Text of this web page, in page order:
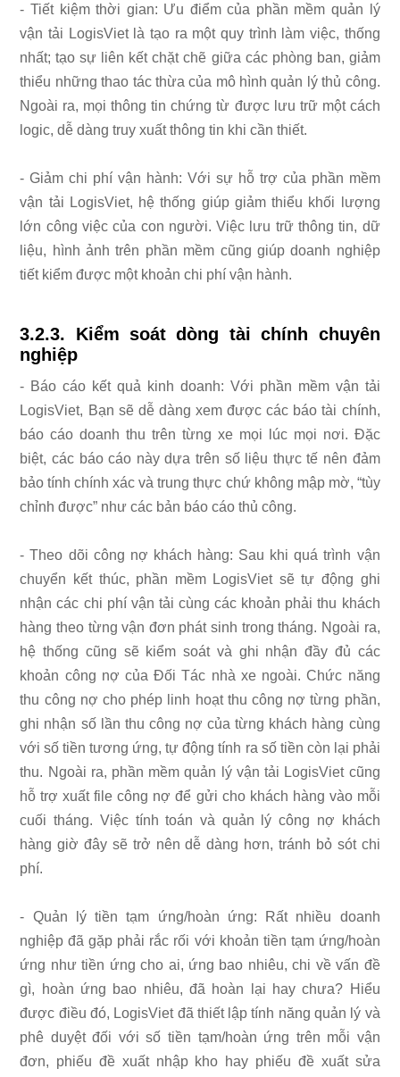
- Tiết kiệm thời gian: Ưu điểm của phần mềm quản lý
vận tải LogisViet là tạo ra một quy trình làm việc, thống
nhất; tạo sự liên kết chặt chẽ giữa các phòng ban, giảm
thiểu những thao tác thừa của mô hình quản lý thủ công.
Ngoài ra, mọi thông tin chứng từ được lưu trữ một cách
logic, dễ dàng truy xuất thông tin khi cần thiết.
- Giảm chi phí vận hành: Với sự hỗ trợ của phần mềm
vận tải LogisViet, hệ thống giúp giảm thiểu khối lượng
lớn công việc của con người. Việc lưu trữ thông tin, dữ
liệu, hình ảnh trên phần mềm cũng giúp doanh nghiệp
tiết kiểm được một khoản chi phí vận hành.
3.2.3. Kiểm soát dòng tài chính chuyên
nghiệp
- Báo cáo kết quả kinh doanh: Với phần mềm vận tải
LogisViet, Bạn sẽ dễ dàng xem được các báo tài chính,
báo cáo doanh thu trên từng xe mọi lúc mọi nơi. Đặc
biệt, các báo cáo này dựa trên số liệu thực tế nên đảm
bảo tính chính xác và trung thực chứ không mập mờ, “tùy
chỉnh được” như các bản báo cáo thủ công.
- Theo dõi công nợ khách hàng: Sau khi quá trình vận
chuyển kết thúc, phần mềm LogisViet sẽ tự động ghi
nhận các chi phí vận tải cùng các khoản phải thu khách
hàng theo từng vận đơn phát sinh trong tháng. Ngoài ra,
hệ thống cũng sẽ kiểm soát và ghi nhận đầy đủ các
khoản công nợ của Đối Tác nhà xe ngoài. Chức năng
thu công nợ cho phép linh hoạt thu công nợ từng phần,
ghi nhận số lần thu công nợ của từng khách hàng cùng
với số tiền tương ứng, tự động tính ra số tiền còn lại phải
thu. Ngoài ra, phần mềm quản lý vận tải LogisViet cũng
hỗ trợ xuất file công nợ để gửi cho khách hàng vào mỗi
cuối tháng. Việc tính toán và quản lý công nợ khách
hàng giờ đây sẽ trở nên dễ dàng hơn, tránh bỏ sót chi
phí.
- Quản lý tiền tạm ứng/hoàn ứng: Rất nhiều doanh
nghiệp đã gặp phải rắc rối với khoản tiền tạm ứng/hoàn
ứng như tiền ứng cho ai, ứng bao nhiêu, chi về vấn đề
gì, hoàn ứng bao nhiêu, đã hoàn lại hay chưa? Hiểu
được điều đó, LogisViet đã thiết lập tính năng quản lý và
phê duyệt đối với số tiền tạm/hoàn ứng trên mỗi vận
đơn, phiếu đề xuất nhập kho hay phiếu đề xuất sửa